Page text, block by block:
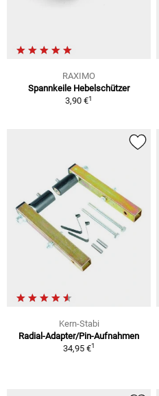
RAXIMO
Spannkeile Hebelschützer
3,90 €1
Kern-Stabi
Radial-Adapter/Pin-Aufnahmen
34,95 €1